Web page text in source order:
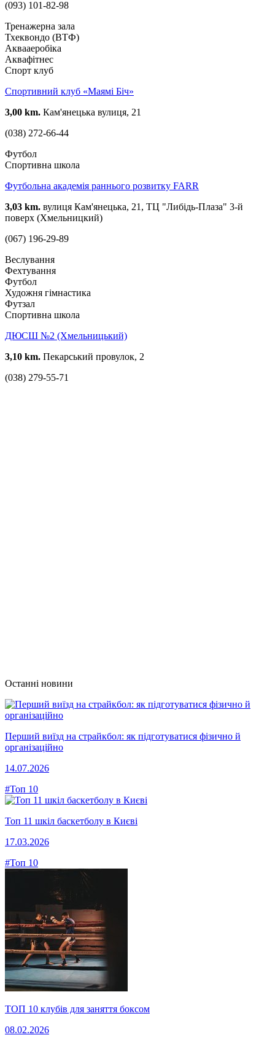
(093) 101-82-98
Тренажерна зала
Тхеквондо (ВТФ)
Аквааеробіка
Аквафітнес
Спорт клуб
Спортивний клуб «Маямі Біч»
3,00 km. Кам'янецька вулиця, 21
(038) 272-66-44
Футбол
Спортивна школа
Футбольна академія раннього розвитку FARR
3,03 km. вулиця Кам'янецька, 21, ТЦ "Либідь-Плаза" 3-й
поверх (Хмельницкий)
(067) 196-29-89
Веслування
Фехтування
Футбол
Художня гімнастика
Футзал
Спортивна школа
ДЮСШ №2 (Хмельницький)
3,10 km. Пекарський провулок, 2
(038) 279-55-71
Останні новини
Перший виїзд на страйкбол: як підготуватися фізично й
організаційно
14.07.2026
#Топ 10
Топ 11 шкіл баскетболу в Києві
17.03.2026
#Топ 10
ТОП 10 клубів для заняття боксом
08.02.2026